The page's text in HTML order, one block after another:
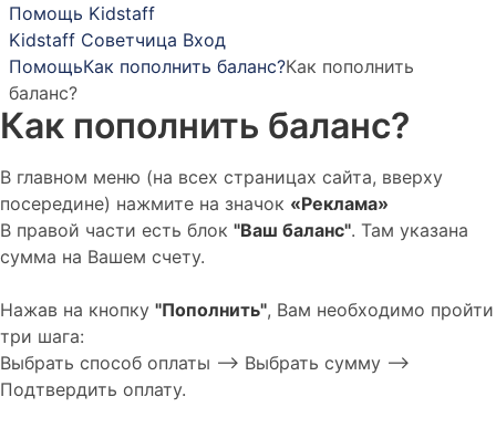
Помощь Kidstaff
Kidstaff Советчица Вход
ПомощьКак пополнить баланс?Как пополнить
баланс?
Как пополнить баланс?
В главном меню (на всех страницах сайта, вверху
посередине) нажмите на значок «Реклама»
В правой части есть блок "Ваш баланс". Там указана
сумма на Вашем счету.
Нажав на кнопку "Пополнить", Вам необходимо пройти
три шага:
Выбрать способ оплаты --> Выбрать сумму -->
Подтвердить оплату.